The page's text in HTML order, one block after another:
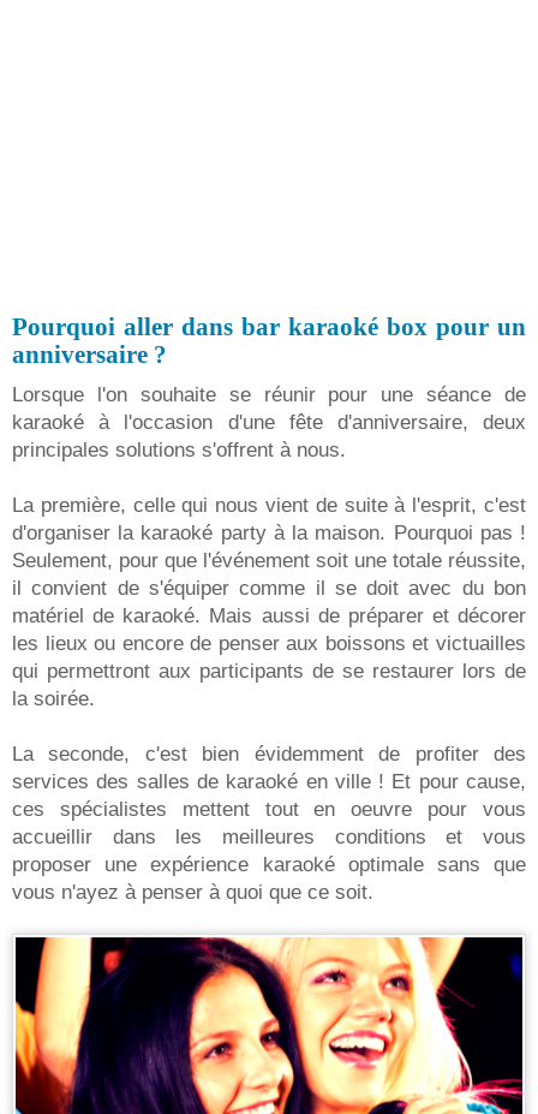
Pourquoi aller dans bar karaoké box pour un
anniversaire ?
Lorsque l'on souhaite se réunir pour une séance de
karaoké à l'occasion d'une fête d'anniversaire, deux
principales solutions s'offrent à nous.
La première, celle qui nous vient de suite à l'esprit, c'est
d'organiser la karaoké party à la maison. Pourquoi pas !
Seulement, pour que l'événement soit une totale réussite,
il convient de s'équiper comme il se doit avec du bon
matériel de karaoké. Mais aussi de préparer et décorer
les lieux ou encore de penser aux boissons et victuailles
qui permettront aux participants de se restaurer lors de
la soirée.
La seconde, c'est bien évidemment de profiter des
services des salles de karaoké en ville ! Et pour cause,
ces spécialistes mettent tout en oeuvre pour vous
accueillir dans les meilleures conditions et vous
proposer une expérience karaoké optimale sans que
vous n'ayez à penser à quoi que ce soit.